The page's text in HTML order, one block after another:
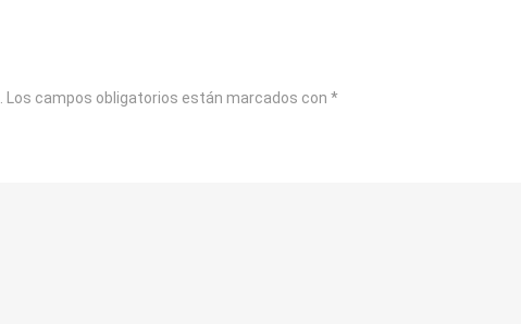
Los campos obligatorios están marcados con*